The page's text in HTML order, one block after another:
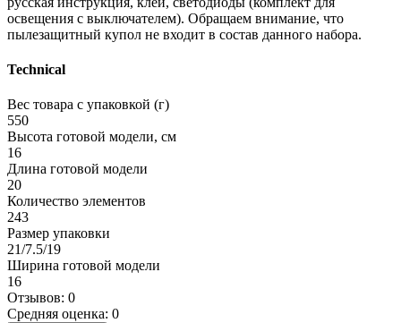
освещения с выключателем). Обращаем внимание, что
пылезащитный купол не входит в состав данного набора.
Technical
Вес товара с упаковкой (г)
550
Высота готовой модели, см
16
Длина готовой модели
20
Количество элементов
243
Размер упаковки
21/7.5/19
Ширина готовой модели
16
Отзывов: 0
Средняя оценка: 0